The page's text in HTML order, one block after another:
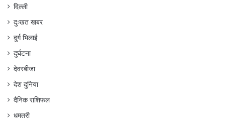
दिल्ली
दुःखत खबर
दुर्ग भिलाई
दुर्घटना
देवरबीजा
देश दुनिया
दैनिक राशिफल
धमतरी